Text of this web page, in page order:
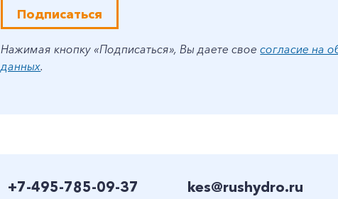
Подписаться
Нажимая кнопку «Подписаться», Вы даете своесогласие на
данных.
+7-495-785-09-37 kes@rushydro.ru